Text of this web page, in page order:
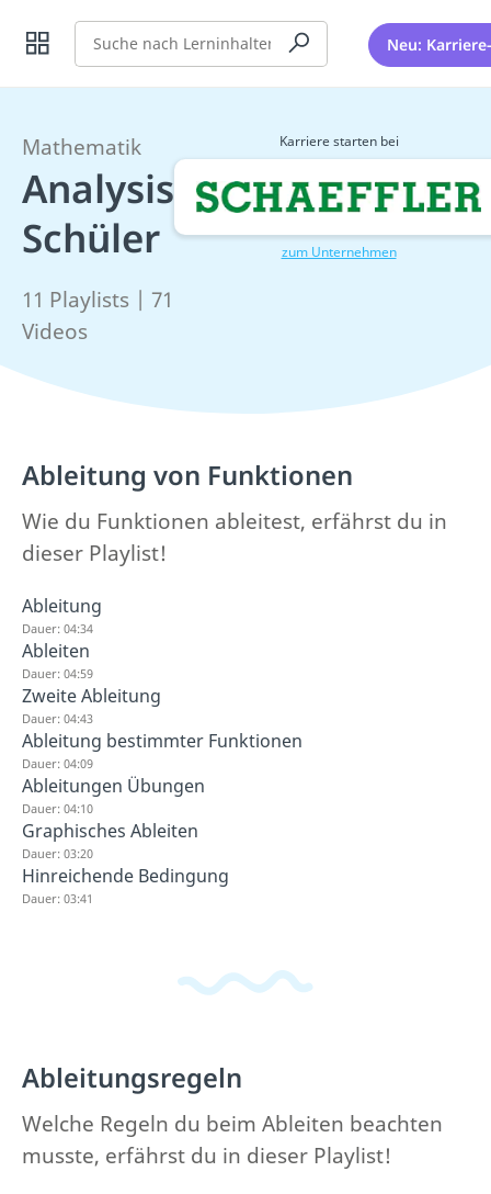
Suche Neu:
Mathematik
Analysis
Schüler
11 Playlists | 71
Videos
Karriere starten bei
zum Unternehmen
Ableitung von Funktionen
Wie du Funktionen ableitest, erfährst du in
dieser Playlist!
Ableitung
Dauer: 04:34
Ableiten
Dauer: 04:59
Zweite Ableitung
Dauer: 04:43
Ableitung bestimmter Funktionen
Dauer: 04:09
Ableitungen Übungen
Dauer: 04:10
Graphisches Ableiten
Dauer: 03:20
Hinreichende Bedingung
Dauer: 03:41
Ableitungsregeln
Welche Regeln du beim Ableiten beachten
musste, erfährst du in dieser Playlist!